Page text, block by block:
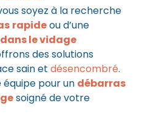
soyez à la recherche
rapideou d’une
le vidage
des solutions
sain et désencombré.
pour un débarras
soigné de votre